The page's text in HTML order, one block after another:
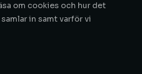
om cookies och hur det
in samt varför vi